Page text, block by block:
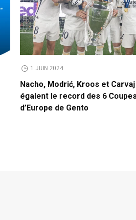
1 JUIN 2024
Nacho, Modrić, Kroos et
égalent le record des 6
d’Europe de Gento